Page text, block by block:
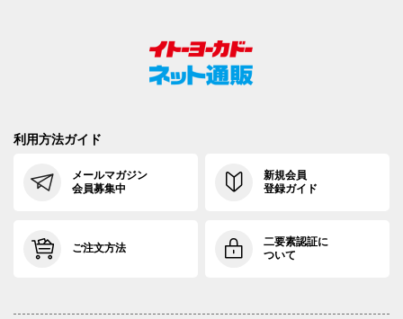
利用方法ガイド
メールマガジン
会員募集中
新規会員
登録ガイド
ご注文方法
二要素認証に
ついて